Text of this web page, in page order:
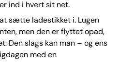
ind i hvert sit net.
sætte ladestikket i. Lugen
men den er flyttet opad,
Den slags kan man – og ens
med en